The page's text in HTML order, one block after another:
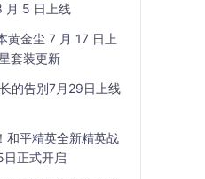
月 5 日上线
黄金尘 7 月 17 日上
套装更新
的告别7月29日上线
和平精英全新精英战
正式开启